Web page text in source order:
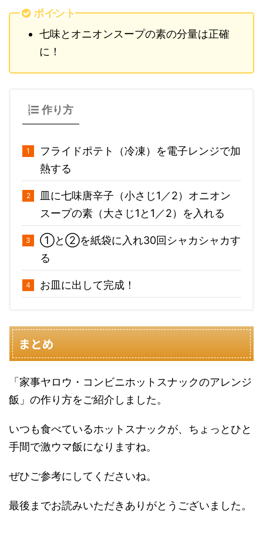
ポイント
七味とオニオンスープの素の分量は正確
に！
作り方
フライドポテト（冷凍）を電子レンジで加
熱する
皿に七味唐辛子（小さじ1／2）オニオン
スープの素（大さじ1と1／2）を入れる
①と②を紙袋に入れ30回シャカシャカす
る
お皿に出して完成！
まとめ
「家事ヤロウ・コンビニホットスナックのアレンジ
飯」の作り方をご紹介しました。
いつも食べているホットスナックが、ちょっとひと
手間で激ウマ飯になりますね。
ぜひご参考にしてくださいね。
最後までお読みいただきありがとうございました。